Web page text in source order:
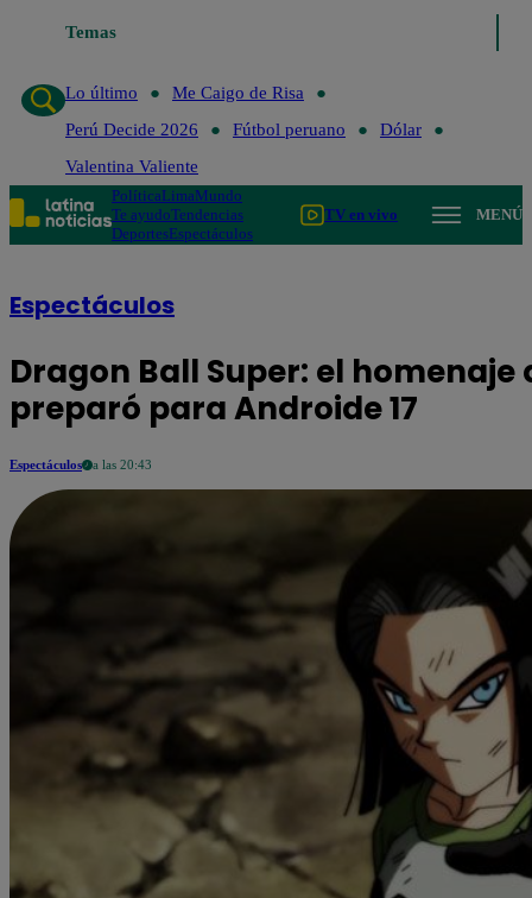
Temas
Lo último
Me Caigo de Risa
Perú Decide 2026
Fútbol peruano
Dólar
Valentina Valiente
PolíticaLimaMundo
Te ayudoTendencias
DeportesEspectáculos
TV en vivo MENÚ
Espectáculos
Dragon Ball Super: el
preparó para Androide 17
Espectáculos a las 20:43